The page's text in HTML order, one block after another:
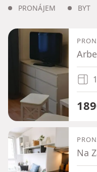
PRONÁJEM BYT